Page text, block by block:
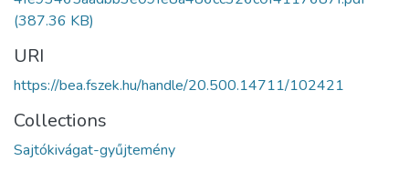
(387.36 KB)
URI
https://bea.fszek.hu/handle/20.500.14711/102421
Collections
Sajtókivágat-gyűjtemény